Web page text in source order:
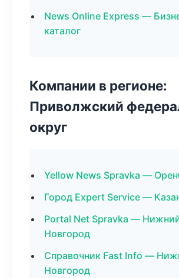
News Online Express —
каталог
Компании в регионе:
Приволжский
округ
Yellow News Spravka —
Город Expert Service —
Portal Net Spravka —
Новгород
Справочник Fast Info —
Новгород